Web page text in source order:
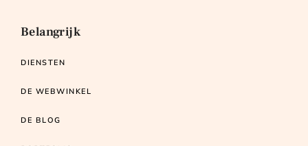
Belangrijk
DIENSTEN
DE WEBWINKEL
DE BLOG